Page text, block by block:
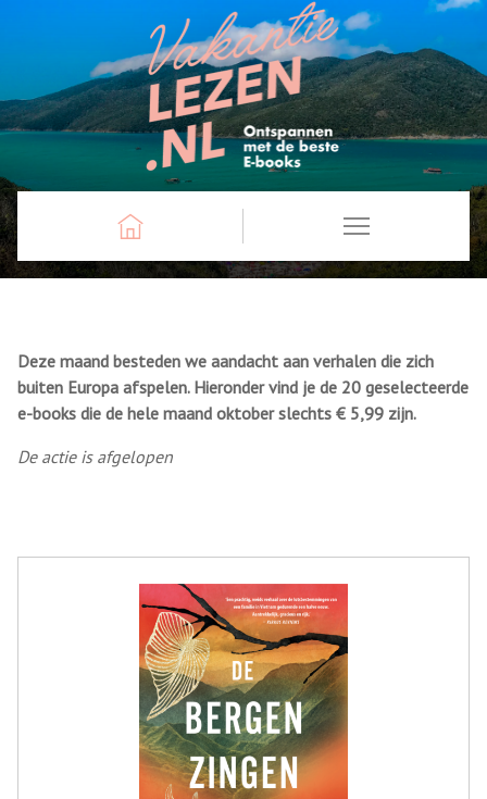
Deze maand besteden we aandacht aan verhalen die zich
buiten Europa afspelen. Hieronder vind je de 20 geselecteerde
e-books die de hele maand oktober slechts € 5,99 zijn.
De actie is afgelopen